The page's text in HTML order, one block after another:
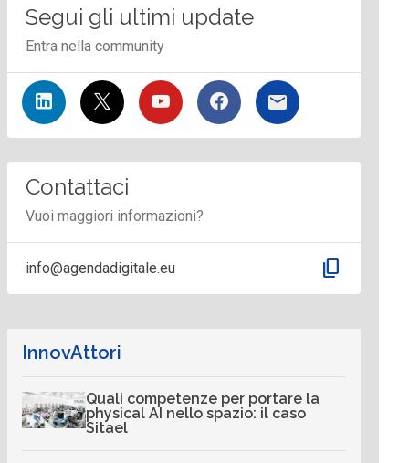
Segui gli ultimi update
Entra nella community
Contattaci
Vuoi maggiori informazioni?
info@agendadigitale.eu content_copy
InnovAttori
Quali competenze per portare la
physical AI nello spazio: il caso
Sitael